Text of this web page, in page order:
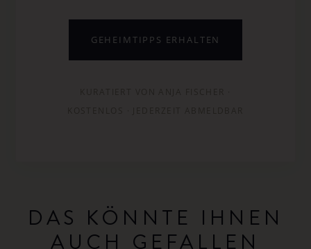
GEHEIMTIPPS ERHALTEN
DAS KÖNNTE IHNEN
AUCH GEFALLEN